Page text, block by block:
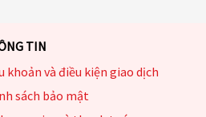
TIN
khoản và điều kiện giao dịch
sách bảo mật